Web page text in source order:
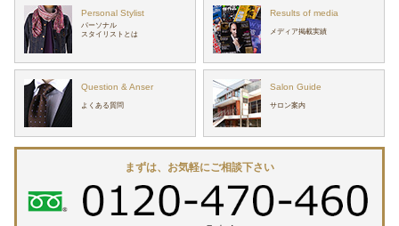
Personal Stylist
パーソナル
スタイリストとは
Results of media
メディア掲載実績
Question & Anser
よくある質問
Salon Guide
サロン案内
まずは、お気軽にご相談下さい